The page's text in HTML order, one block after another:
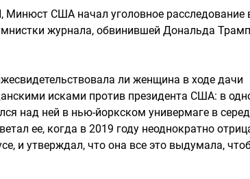
Минюст США начал уголовное расследование
журнала, обвинившей Дональда
ли женщина в ходе дачи
исками против президента США: в
над ней в нью-йоркском универмаге в
ее, когда в 2019 году неоднократно
и утверждал, что она все это выдумала,